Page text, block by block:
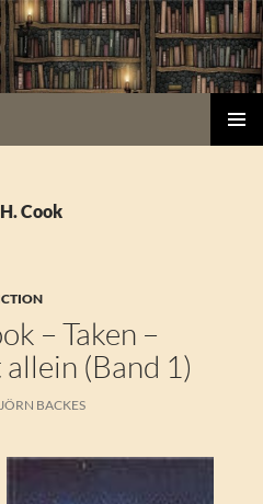
Cook
– Taken –
(Band 1)
BACKES